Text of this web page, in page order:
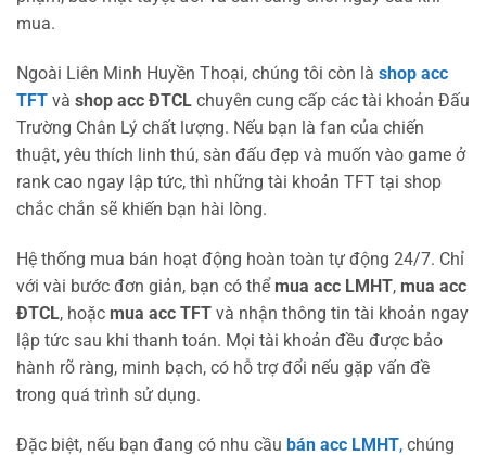
mua.
Ngoài Liên Minh Huyền Thoại, chúng tôi còn là shop acc
TFT và shop acc ĐTCL chuyên cung cấp các tài khoản Đấu
Trường Chân Lý chất lượng. Nếu bạn là fan của chiến
thuật, yêu thích linh thú, sàn đấu đẹp và muốn vào game ở
rank cao ngay lập tức, thì những tài khoản TFT tại shop
chắc chắn sẽ khiến bạn hài lòng.
Hệ thống mua bán hoạt động hoàn toàn tự động 24/7. Chỉ
với vài bước đơn giản, bạn có thể mua acc LMHT, mua acc
ĐTCL, hoặc mua acc TFT và nhận thông tin tài khoản ngay
lập tức sau khi thanh toán. Mọi tài khoản đều được bảo
hành rõ ràng, minh bạch, có hỗ trợ đổi nếu gặp vấn đề
trong quá trình sử dụng.
Đặc biệt, nếu bạn đang có nhu cầu bán acc LMHT, chúng